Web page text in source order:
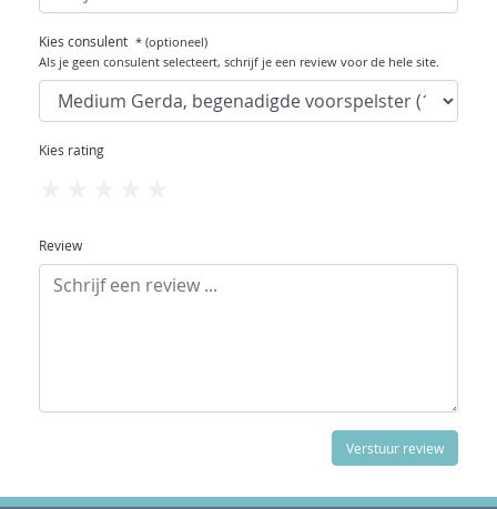
Kies consulent * (optioneel)
Als je geen consulent selecteert, schrijf je een review voor de hele site.
Kies rating
Review